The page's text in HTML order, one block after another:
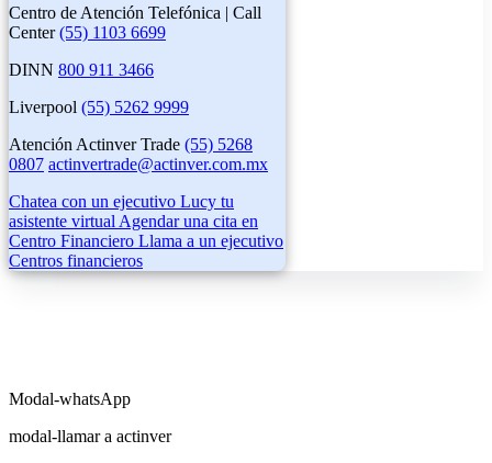
Centro de Atención Telefónica | Call
Center(55) 1103 6699
DINN 800 911 3466
Liverpool (55) 5262 9999
Atención Actinver Trade (55) 5268
0807 actinvertrade@actinver.com.mx
Chatea con un ejecutivo Lucy tu
asistente virtual Agendar una cita en
Centro Financiero Llama a un ejecutivo
Centros financieros
Modal-whatsApp
modal-llamar a actinver